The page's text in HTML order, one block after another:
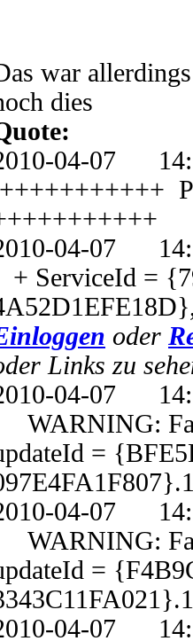
war
dies
04-07
+++++++++++
04-07
+ ServiceId =
oder
Links zu
04-07
WARNING:
=
04-07
WARNING:
=
04-07